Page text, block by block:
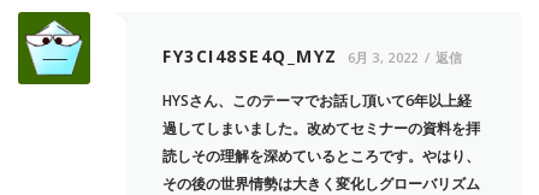
FY3CI48SE4Q_MYZ 6月 3, 2022 返信
HYSさん、このテーマでお話し頂いて6年以上経
過してしまいました。改めてセミナーの資料を拝
読しその理解を深めているところです。やはり、
その後の世界情勢は大きく変化しグローバリズム